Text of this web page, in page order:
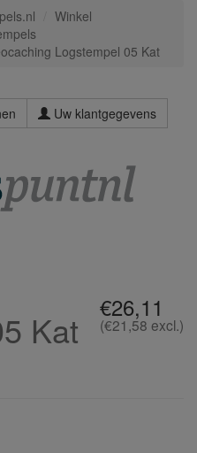
Winkel
Logstempel 05 Kat
Uw klantgegevens
€26,11
(€21,58 excl.)
Kat